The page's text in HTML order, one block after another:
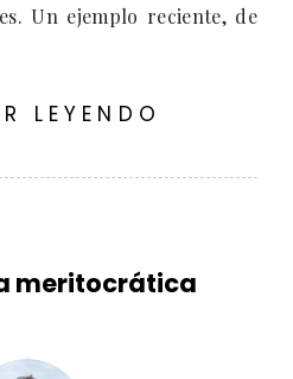
Un ejemplo reciente, de
LEYENDO
meritocrática